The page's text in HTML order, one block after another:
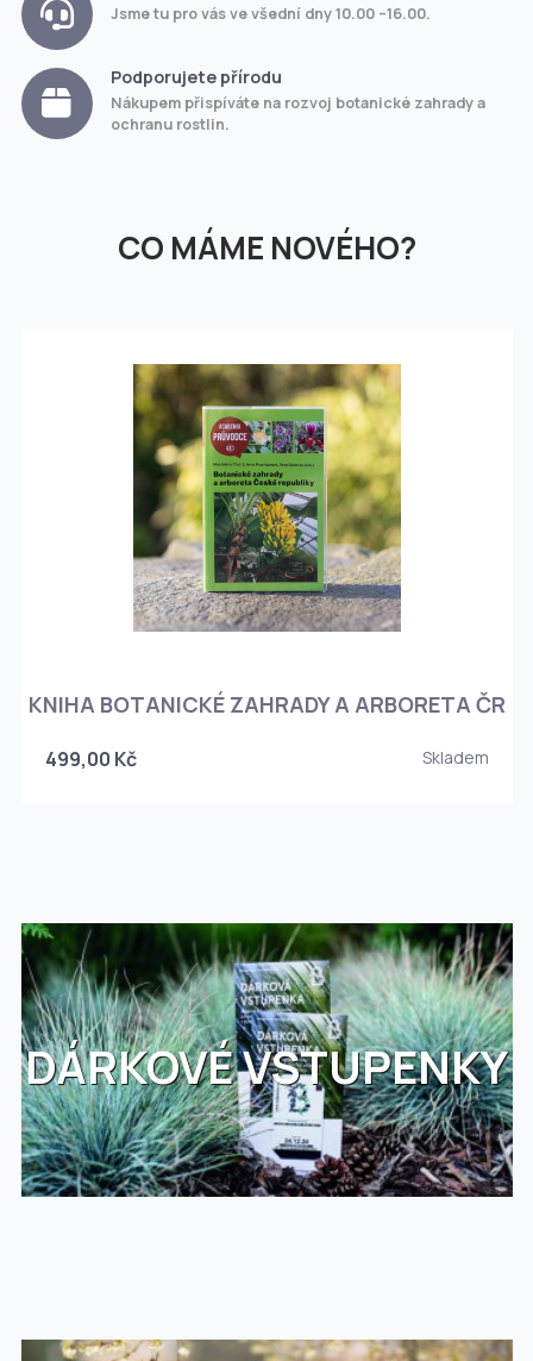
Jsme tu pro vás ve všední dny 10.00 –16.00.
Podporujete přírodu
Nákupem přispíváte na rozvoj botanické zahrady a
ochranu rostlin.
CO MÁME NOVÉHO?
KNIHA BOTANICKÉ ZAHRADY A ARBORETA ČR
499,00 Kč Skladem
DÁRKOVÉ VSTUPENKY